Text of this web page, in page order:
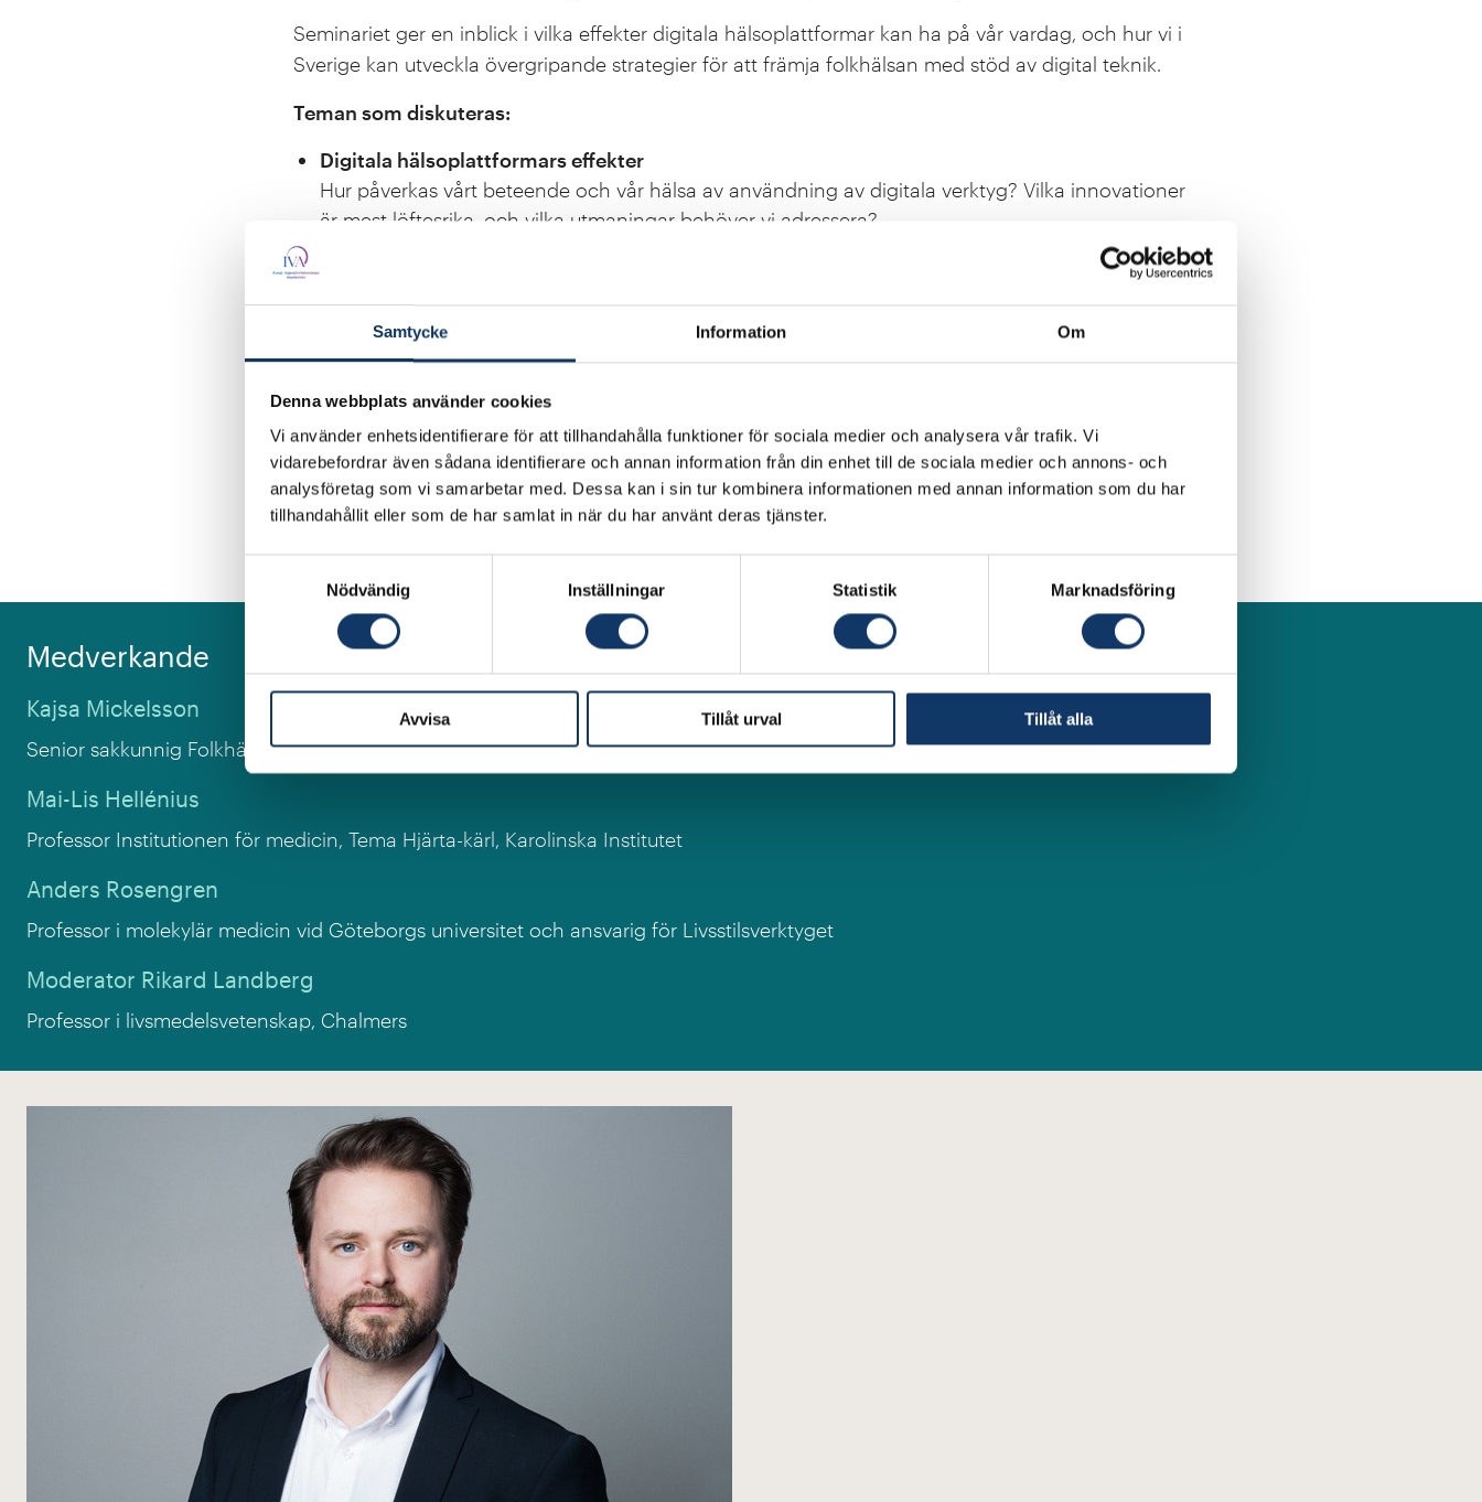
Samtycke Information Om
Denna webbplats använder cookies
Vi använder enhetsidentifierare för att tillhandahålla funktioner för sociala medier och analysera vår trafik. Vi
vidarebefordrar även sådana identifierare och annan information från din enhet till de sociala medier och annons- och
analysföretag som vi samarbetar med. Dessa kan i sin tur kombinera informationen med annan information som du har
tillhandahållit eller som de har samlat in när du har använt deras tjänster.
Nödvändig
Inställningar Statistik Marknadsföring
Avvisa Tillåt urval Tillåt alla
Seminariet ger en inblick i vilka effekter digitala hälsoplattformar kan ha på vår vardag, och hur vi i
Sverige kan utveckla övergripande strategier för att främja folkhälsan med stöd av digital teknik.
Teman som diskuteras:
Digitala hälsoplattformars effekter
Hur påverkas vårt beteende och vår hälsa av användning av digitala verktyg? Vilka innovationer
är mest löftesrika, och vilka utmaningar behöver vi adressera?
Vilken betydelse har precisionshälsa för att förekomma sjukdomar och förbättra folkhälsan?
verktyg som möjliggörare?
Vad har genomförda implementeringar av ny teknologi på hälso-området lärt oss? Hur kan
dessa erfarenheter vägleda framtida initiativ?
Vi ser fram emot att diskutera dessa frågor tillsammans med er.
Varmt välkomna!
Medverkande
Kajsa Mickelsson
Senior sakkunnig Folkhälsomyndigheten, tidigare huvudsekreterare i Kommittén för främjande av fysisk aktivitet
Mai-Lis Hellénius
Professor Institutionen för medicin, Tema Hjärta-kärl, Karolinska Institutet
Anders Rosengren
Professor i molekylär medicin vid Göteborgs universitet och ansvarig för Livsstilsverktyget
Moderator Rikard Landberg
Professor i livsmedelsvetenskap, Chalmers